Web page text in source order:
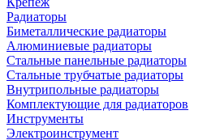
Радиаторы
Биметаллические радиаторы
Алюминиевые радиаторы
Стальные панельные радиаторы
Стальные трубчатые радиаторы
Внутрипольные радиаторы
Комплектующие для радиаторов
Инструменты
Электроинструмент